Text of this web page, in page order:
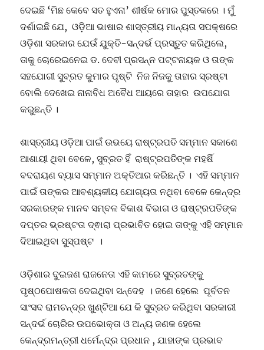
ଦେଇଛି ‘ମିଛ କେବେ ସତ ହୁଏନା’ ଶୀର୍ଷକ ମୋର ପୁସ୍ତକରେ । ମୁଁ
ଦର୍ଶାଇଛି ଯେ, ଓଡ଼ିଆ ଭାଷାର ଶାସ୍ତ୍ରୀୟ ମାନ୍ୟତା ସପକ୍ଷରେ
ଓଡ଼ିଶା ସରକାର ଯେଉଁ ଯୁକ୍ତି-ସନ୍ଦର୍ଭ ପ୍ରସ୍ତୁତ କରିଥିଲେ,
ତାକୁ ଚୋରେଇନେଇ ଡ. ଦେବୀ ପ୍ରସନ୍ନ ପଟ୍ଟନାୟକ ଓ ତାଙ୍କ
ସହଯୋଗୀ ସୁବ୍ରତ କୁମାର ପୃଷ୍ଟି ନିଜ ନିଜକୁ ତାହାର ସ୍ରଷ୍ଟା
ବୋଲି ଦେଖେଇ ନାନାବିଧ ଅବୈଧ ଆୟରେ ତାହାର ଉପଯୋଗ
କରୁଛନ୍ତି ।
ଶାସ୍ତ୍ରୀୟ ଓଡ଼ିଆ ପାଇଁ ଉଭୟେ ରାଷ୍ଟ୍ରପତି ସମ୍ମାନ ସକାଶେ
ଆଶାୟୀ ଥିବା ବେଳେ, ସୁବ୍ରତ ହିଁ ରାଷ୍ଟ୍ରପତିଙ୍କ ମହର୍ଷି
ବଦରାୟଣ ବ୍ୟାସ ସମ୍ମାନ ଅକ୍ତିଆର କରିଛନ୍ତି । ଏହି ସମ୍ମାନ
ପାଇଁ ତାଙ୍କର ଆବଶ୍ୟକୀୟ ଯୋଗ୍ୟତା ନଥିବା ବେଳେ କେନ୍ଦ୍ର
ସରକାରଙ୍କ ମାନବ ସମ୍ବଳ ବିକାଶ ବିଭାଗ ଓ ରାଷ୍ଟ୍ରପତିଙ୍କ
ଦପ୍ତର ଭ୍ରଷ୍ଟତା ଦ୍ଵାରା ପ୍ରଭାବିତ ହୋଇ ତାଙ୍କୁ ଏହି ସମ୍ମାନ
ଦିଆଇଥିବା ସୁସ୍ପଷ୍ଟ ।
ଓଡ଼ିଶାର ଦୁଇଜଣ ରାଜନେତା ଏହି କାମରେ ସୁବ୍ରତଙ୍କୁ
ପୃଷ୍ଠପୋଷକତା ଦେଇଥିବା ସନ୍ଦେହ । ଜଣେ ହେଲେ ପୂର୍ବତନ
ସାଂସଦ ରାମଚନ୍ଦ୍ର ଖୁଣ୍ଟିଆ ଯେ କି ସୁବ୍ରତ କରିଥିବା ସରକାରୀ
ସନ୍ଦର୍ଭ ଚୋରିର ଉପଭୋକ୍ତା ଓ ଅନ୍ୟ ଜଣକ ହେଲେ
କେନ୍ଦ୍ରମନ୍ତ୍ରୀ ଧର୍ମେନ୍ଦ୍ର ପ୍ରଧାନ , ଯାହାଙ୍କ ପ୍ରଭାବ